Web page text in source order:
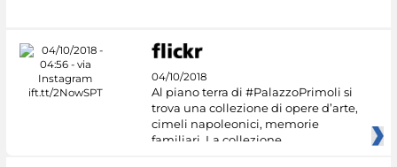
04/10/2018
Al piano terra di #PalazzoPrimoli si
trova una collezione di opere d’arte,
cimeli napoleonici, memorie
familiari. La collezione